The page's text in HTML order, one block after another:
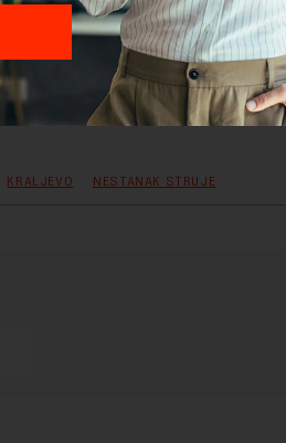
uz obavezno navođenje izvora i uz
KRALJEVO NESTANAK STRUJE